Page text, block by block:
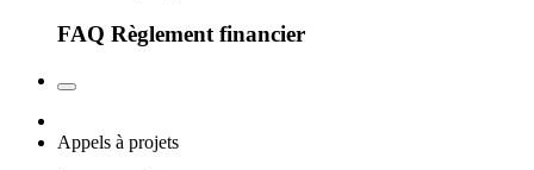
FAQ Règlement financier
Appels à projets